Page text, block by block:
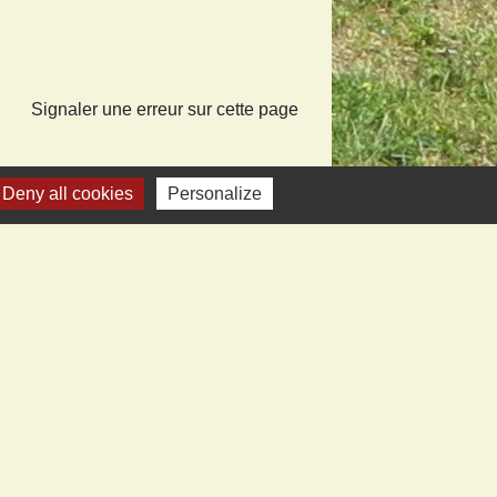
Signaler une erreur sur cette page
Deny all cookies Personalize